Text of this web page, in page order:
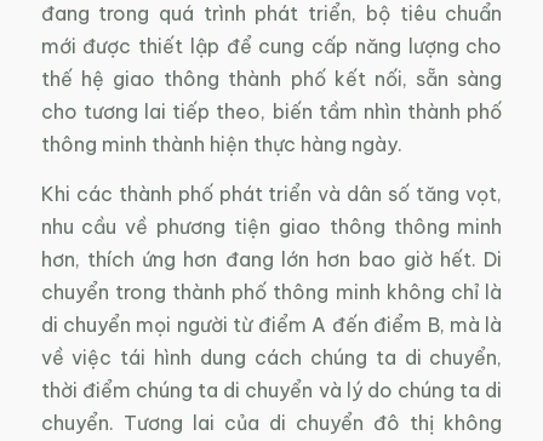
đang trong quá trình phát triển, bộ tiêu chuẩn
mới được thiết lập để cung cấp năng lượng cho
thế hệ giao thông thành phố kết nối, sẵn sàng
cho tương lai tiếp theo, biến tầm nhìn thành phố
thông minh thành hiện thực hàng ngày.
Khi các thành phố phát triển và dân số tăng vọt,
nhu cầu về phương tiện giao thông thông minh
hơn, thích ứng hơn đang lớn hơn bao giờ hết. Di
chuyển trong thành phố thông minh không chỉ là
di chuyển mọi người từ điểm A đến điểm B, mà là
về việc tái hình dung cách chúng ta di chuyển,
thời điểm chúng ta di chuyển và lý do chúng ta di
chuyển. Tương lai của di chuyển đô thị không